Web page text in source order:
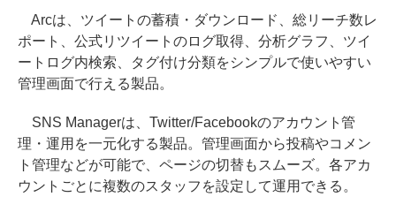
Arcは、ツイートの蓄積・ダウンロード、総リーチ数レ
ポート、公式リツイートのログ取得、分析グラフ、ツイ
ートログ内検索、タグ付け分類をシンプルで使いやすい
管理画面で行える製品。
SNS Managerは、Twitter/Facebookのアカウント管
理・運用を一元化する製品。管理画面から投稿やコメン
ト管理などが可能で、ページの切替もスムーズ。各アカ
ウントごとに複数のスタッフを設定して運用できる。